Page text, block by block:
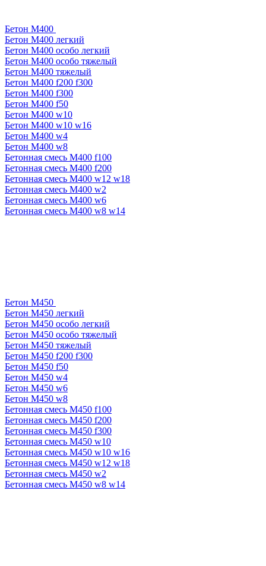
Бетон М400
Бетон М400 легкий
Бетон М400 особо легкий
Бетон М400 особо тяжелый
Бетон М400 тяжелый
Бетон М400 f200 f300
Бетон М400 f300
Бетон М400 f50
Бетон М400 w10
Бетон М400 w10 w16
Бетон М400 w4
Бетон М400 w8
Бетонная смесь М400 f100
Бетонная смесь М400 f200
Бетонная смесь М400 w12 w18
Бетонная смесь М400 w2
Бетонная смесь М400 w6
Бетонная смесь М400 w8 w14
Бетон М450
Бетон М450 легкий
Бетон М450 особо легкий
Бетон М450 особо тяжелый
Бетон М450 тяжелый
Бетон М450 f200 f300
Бетон М450 f50
Бетон М450 w4
Бетон М450 w6
Бетон М450 w8
Бетонная смесь М450 f100
Бетонная смесь М450 f200
Бетонная смесь М450 f300
Бетонная смесь М450 w10
Бетонная смесь М450 w10 w16
Бетонная смесь М450 w12 w18
Бетонная смесь М450 w2
Бетонная смесь М450 w8 w14